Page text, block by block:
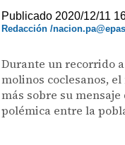
Publicado 2020/12/11
Redacción /
Durante un recorrido
molinos coclesanos,
más sobre su
polémica entre la